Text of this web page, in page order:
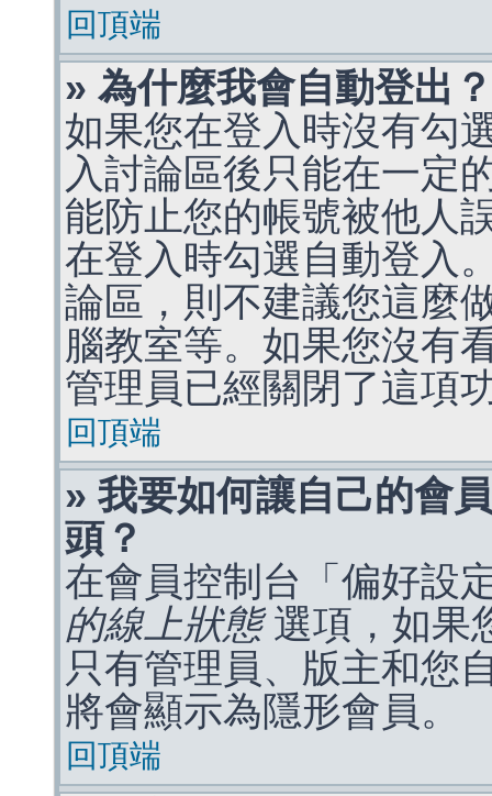
回頂端
» 為什麼我會自動登出？
如果您在登入時沒有勾
入討論區後只能在一定
能防止您的帳號被他人
在登入時勾選自動登入
論區，則不建議您這麼
腦教室等。如果您沒有
管理員已經關閉了這項
回頂端
» 我要如何讓自己的會
頭？
在會員控制台「偏好設
的線上狀態選項，如果
只有管理員、版主和您
將會顯示為隱形會員。
回頂端